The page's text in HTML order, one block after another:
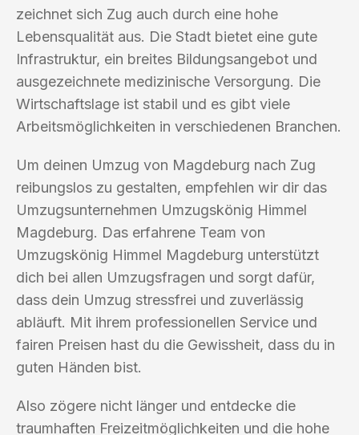
zeichnet sich Zug auch durch eine hohe
Lebensqualität aus. Die Stadt bietet eine gute
Infrastruktur, ein breites Bildungsangebot und
ausgezeichnete medizinische Versorgung. Die
Wirtschaftslage ist stabil und es gibt viele
Arbeitsmöglichkeiten in verschiedenen Branchen.
Um deinen Umzug von Magdeburg nach Zug
reibungslos zu gestalten, empfehlen wir dir das
Umzugsunternehmen Umzugskönig Himmel
Magdeburg. Das erfahrene Team von
Umzugskönig Himmel Magdeburg unterstützt
dich bei allen Umzugsfragen und sorgt dafür,
dass dein Umzug stressfrei und zuverlässig
abläuft. Mit ihrem professionellen Service und
fairen Preisen hast du die Gewissheit, dass du in
guten Händen bist.
Also zögere nicht länger und entdecke die
traumhaften Freizeitmöglichkeiten und die hohe